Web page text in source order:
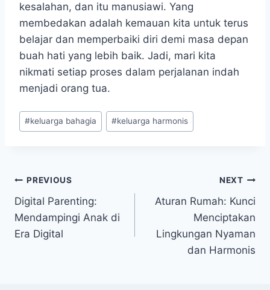
kesalahan, dan itu manusiawi. Yang
membedakan adalah kemauan kita untuk terus
belajar dan memperbaiki diri demi masa depan
buah hati yang lebih baik. Jadi, mari kita
nikmati setiap proses dalam perjalanan indah
menjadi orang tua.
Post
Tags:
#keluarga bahagia #keluarga harmonis
Navigasi
pos
PREVIOUS
Digital Parenting:
Mendampingi Anak di
Era Digital
NEXT
Aturan Rumah: Kunci
Menciptakan
Lingkungan Nyaman
dan Harmonis